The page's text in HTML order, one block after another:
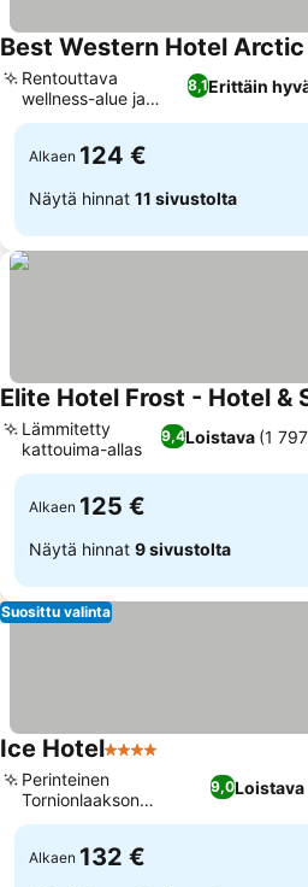
Best Western Hotel Arctic
8,1Erittäin
Rentouttava
wellness-alue ja
altaat
Alkaen 124 €
Näytä hinnat 11 sivustolta
Elite Hotel Frost - Hotel &
9,4Loistava (1
Lämmitetty
kattouima-allas
Alkaen 125 €
Näytä hinnat 9 sivustolta
Suosittu valinta
Ice Hotel4 Tähtiluokitus
9,0Loistava
Perinteinen
Tornionlaakson
gastronomia
Alkaen 132 €